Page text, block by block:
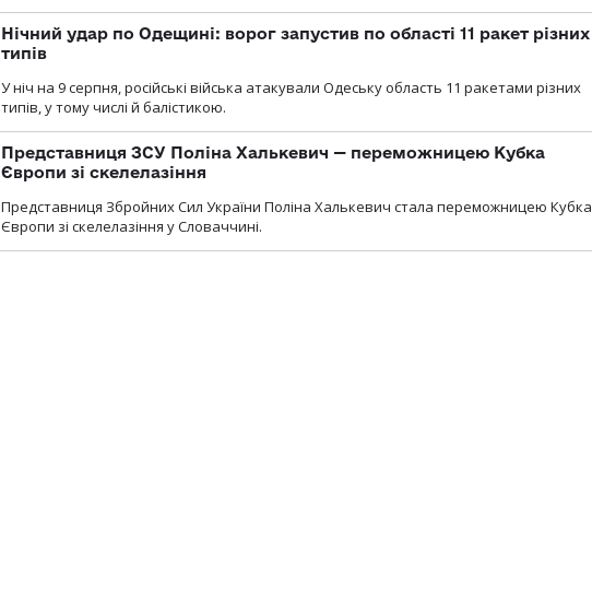
Нічний удар по Одещині: ворог запустив по області 11 ракет різних
типів
У ніч на 9 серпня, російські війська атакували Одеську область 11 ракетами різних
типів, у тому числі й балістикою.
Представниця ЗСУ Поліна Халькевич — переможницею Кубка
Європи зі скелелазіння
Представниця Збройних Сил України Поліна Халькевич стала переможницею Кубка
Європи зі скелелазіння у Словаччині.